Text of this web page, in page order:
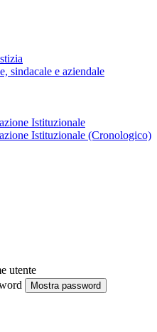
sindacale e aziendale
Istituzionale
Istituzionale (Cronologico)
utente
Mostra password